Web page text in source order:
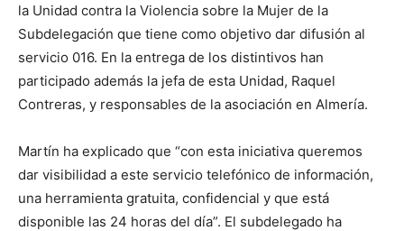
la Unidad contra la Violencia sobre la Mujer de la
Subdelegación que tiene como objetivo dar difusión al
servicio 016. En la entrega de los distintivos han
participado además la jefa de esta Unidad, Raquel
Contreras, y responsables de la asociación en Almería.
Martín ha explicado que “con esta iniciativa queremos
dar visibilidad a este servicio telefónico de información,
una herramienta gratuita, confidencial y que está
disponible las 24 horas del día”. El subdelegado ha